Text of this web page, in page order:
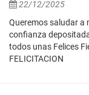
22/12/2025
Queremos saludar a
confianza
todos unas Felices
FELICITACION